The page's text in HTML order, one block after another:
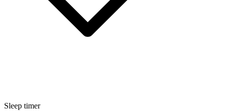
Sleep timer